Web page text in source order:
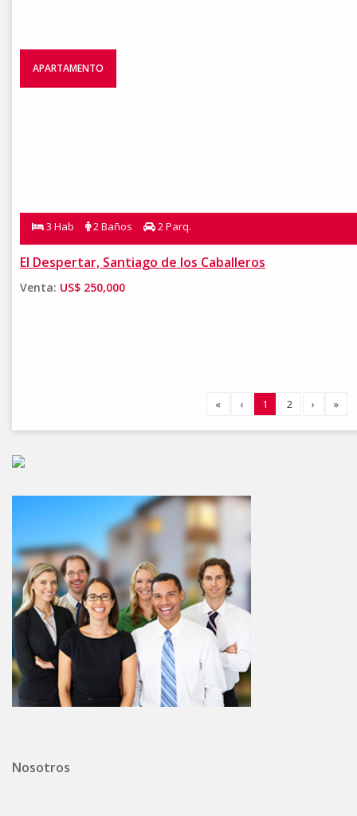
APARTAMENTO
3 Hab 2 Baños 2 Parq.
El Despertar, Santiago de los Caballeros
Venta: US$ 250,000
« ‹ 1 2 › »
Nosotros